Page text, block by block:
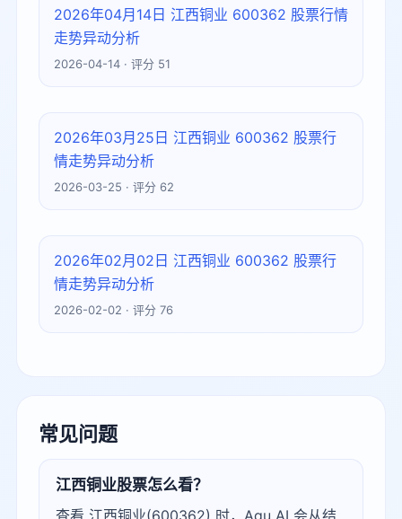
2026年04月14日 江西铜业 600362 股票行情
走势异动分析
2026-04-14 · 评分 51
2026年03月25日 江西铜业 600362 股票行
情走势异动分析
2026-03-25 · 评分 62
2026年02月02日 江西铜业 600362 股票行
情走势异动分析
2026-02-02 · 评分 76
常见问题
江西铜业股票怎么看？
查看 江西铜业(600362) 时，Agu AI 会从结